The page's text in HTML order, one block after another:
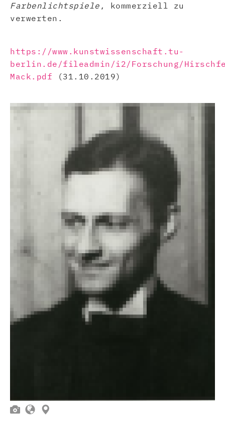
Farbenlichtspiele , kommerziell zu
verwerten.
https://www.kunstwissenschaft.tu-
berlin.de/fileadmin/i2/Forschung/
Mack.pdf (31.10.2019)
  